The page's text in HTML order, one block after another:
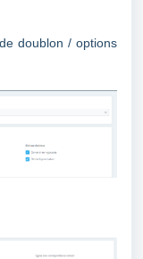
doublon / options